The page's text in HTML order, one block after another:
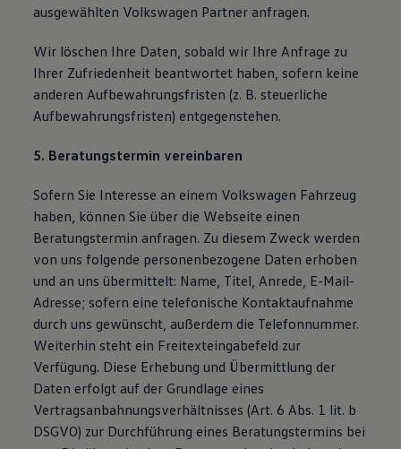
ausgewählten Volkswagen Partner anfragen.
Wir löschen Ihre Daten, sobald wir Ihre Anfrage zu
Ihrer Zufriedenheit beantwortet haben, sofern keine
anderen Aufbewahrungsfristen (z. B. steuerliche
Aufbewahrungsfristen) entgegenstehen.
5. Beratungstermin vereinbaren
Sofern Sie Interesse an einem Volkswagen Fahrzeug
haben, können Sie über die Webseite einen
Beratungstermin anfragen. Zu diesem Zweck werden
von uns folgende personenbezogene Daten erhoben
und an uns übermittelt: Name, Titel, Anrede, E-Mail-
Adresse; sofern eine telefonische Kontaktaufnahme
durch uns gewünscht, außerdem die Telefonnummer.
Weiterhin steht ein Freitexteingabefeld zur
Verfügung. Diese Erhebung und Übermittlung der
Daten erfolgt auf der Grundlage eines
Vertragsanbahnungsverhältnisses (Art. 6 Abs. 1 lit. b
DSGVO) zur Durchführung eines Beratungstermins bei